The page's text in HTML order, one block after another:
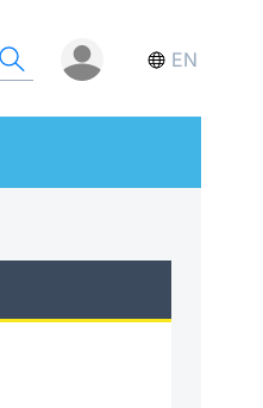
EN